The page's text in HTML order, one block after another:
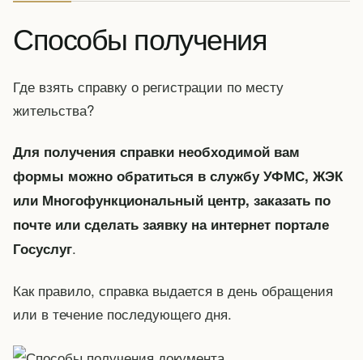
Способы получения
Где взять справку о регистрации по месту
жительства?
Для получения справки необходимой вам
формы можно обратиться в службу УФМС, ЖЭК
или Многофункциональный центр, заказать по
почте или сделать заявку на интернет портале
Госуслуг.
Как правило, справка выдается в день обращения
или в течение последующего дня.